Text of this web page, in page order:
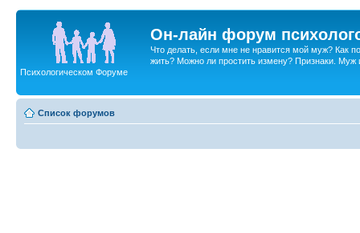
Он-лайн форум
Что делать, если мне не нравится мой муж? Как
жить? Можно ли простить измену? Признаки. Муж
Психологическом Форуме
Список форумов